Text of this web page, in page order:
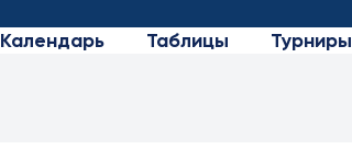
Календарь Таблицы Турниры